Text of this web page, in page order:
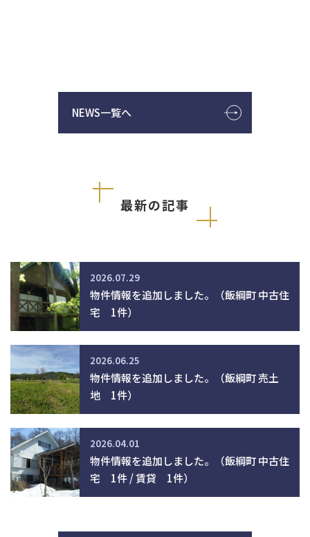
NEWS一覧へ
最新の記事
2026.07.29
物件情報を追加しました。（飯綱町 中古住
宅 1件）
2026.06.25
物件情報を追加しました。（飯綱町 売土
地 1件）
2026.04.01
物件情報を追加しました。（飯綱町 中古住
宅 1件 / 賃貸 1件）